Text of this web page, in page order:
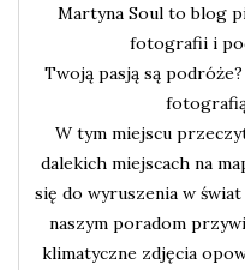
Martyna Soul to blog
fotografii i
Twoją pasją są
W tym miejscu
dalekich miejscach na
się do wyruszenia w
naszym poradom
klimatyczne zdjęcia